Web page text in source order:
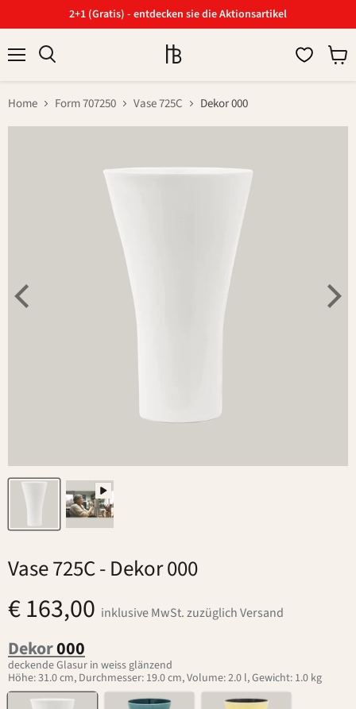
2+1 (Gratis) - entdecken sie die Aktionsartikel
Home Form 707250 Vase 725C Dekor 000
Vase 725C- Dekor 000
€ 163,00 inklusive MwSt. zuzüglich Versand
Dekor000
deckende Glasur in weiss glänzend
Höhe: 31.0 cm, Durchmesser: 19.0 cm, Volume: 2.0 l, Gewicht: 1.0 kg